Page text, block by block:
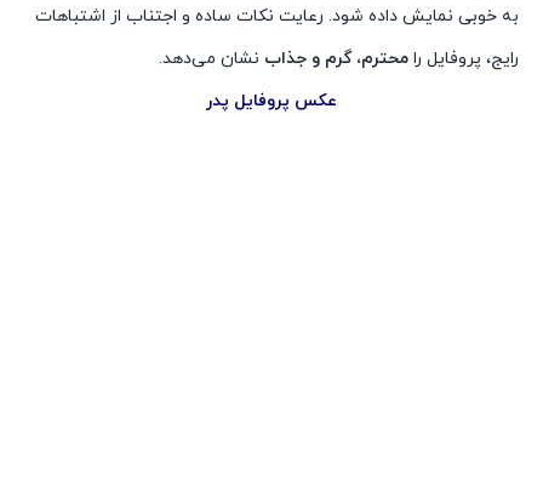
به خوبی نمایش داده شود. رعایت نکات ساده و اجتناب از اشتباهات
رایج، پروفایل را محترم، گرم و جذاب نشان می‌دهد.
عکس پروفایل پدر